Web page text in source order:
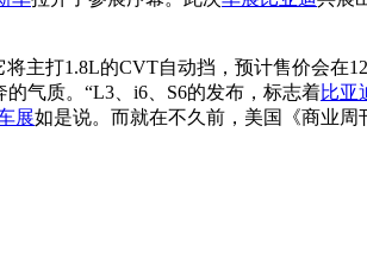
将主打1.8L的CVT自动挡，预计售价会在
气质。“L3、i6、S6的发布，标志着比亚
展如是说。而就在不久前，美国《商业周